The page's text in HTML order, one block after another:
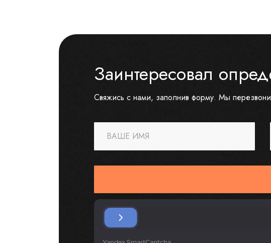
Заинтересовал
Свяжись с нами, заполнив форму. Мы
ВАШЕ ИМЯ